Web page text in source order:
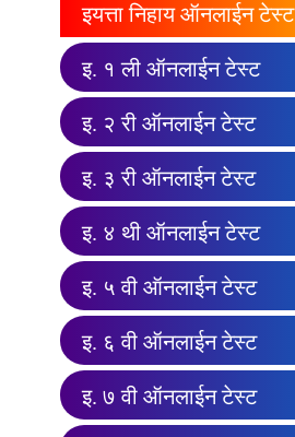
इयत्ता निहाय ऑनलाईन टेस्ट
इ. १ ली ऑनलाईन टेस्ट
इ. २ री ऑनलाईन टेस्ट
इ. ३ री ऑनलाईन टेस्ट
इ. ४ थी ऑनलाईन टेस्ट
इ. ५ वी ऑनलाईन टेस्ट
इ. ६ वी ऑनलाईन टेस्ट
इ. ७ वी ऑनलाईन टेस्ट